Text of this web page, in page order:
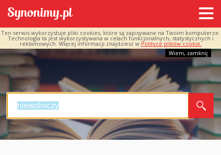
Ten serwis wykorzystuje pliki cookies, które są zapisywane na Twoim komputerze.
Technologia ta jest wykorzystywana w celach funkcjonalnych, statystycznych i
reklamowych. Więcej informacji znajdziesz w Polityce plików cookie.
Wiem, zamknij